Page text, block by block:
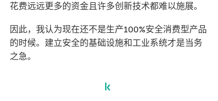
花费远远更多的资金且许多创新技术都难以施展。
因此，我认为现在还不是生产100%安全消费型产品
的时候。建立安全的基础设施和工业系统才是当务
之急。